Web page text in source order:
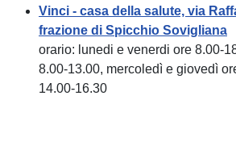
Vinci - casa della salute, via
frazione di Spicchio Sovigliana
orario: lunedi e venerdi ore 8.00-
8.00-13.00, mercoledì e giovedì
14.00-16.30